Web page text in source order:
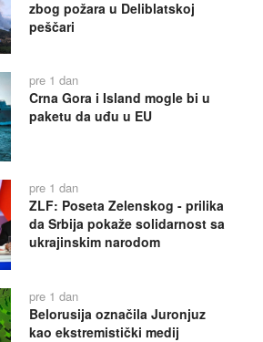
zbog požara u Deliblatskoj
peščari
pre 1 dan
Crna Gora i Island mogle bi u
paketu da uđu u EU
pre 1 dan
ZLF: Poseta Zelenskog - prilika
da Srbija pokaže solidarnost sa
ukrajinskim narodom
pre 1 dan
Belorusija označila Juronjuz
kao ekstremistički medij